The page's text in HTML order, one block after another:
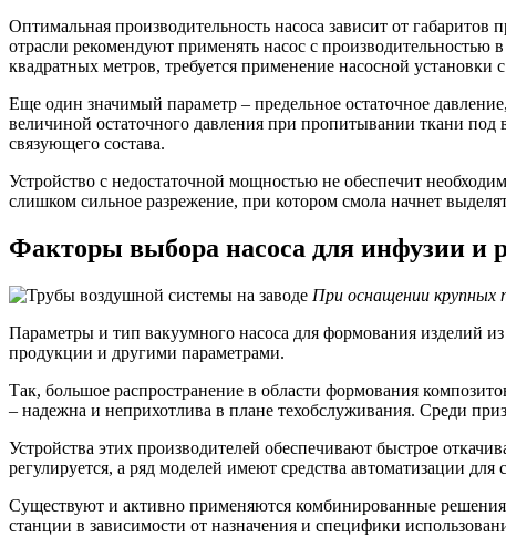
Оптимальная производительность насоса зависит от
отрасли рекомендуют применять насос с
квадратных метров, требуется применение насосной
Еще один значимый параметр – предельное остаточное
величиной остаточного давления при пропитывании ткани под
связующего состава.
Устройство с недостаточной мощностью не обеспечит
слишком сильное разрежение, при котором смола начнет
Факторы выбора насоса для инфузии и
При оснащении крупных
Параметры и тип вакуумного насоса для формования изделий
продукции и другими параметрами.
Так, большое распространение в области формования
– надежна и неприхотлива в плане техобслуживания. Среди
Устройства этих производителей обеспечивают быстрое
регулируется, а ряд моделей имеют средства автоматизации
Существуют и активно применяются комбинированные
станции в зависимости от назначения и специфики